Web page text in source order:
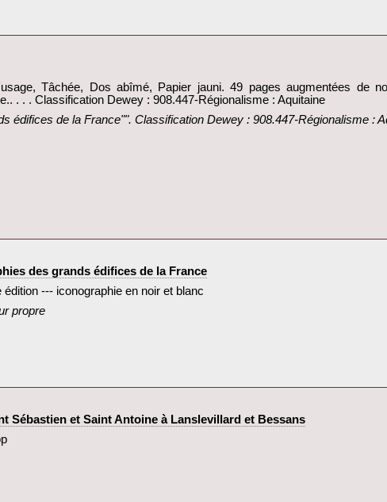
Tâchée, Dos abîmé, Papier jauni. 49 pages augmentées de
. . . Classification Dewey : 908.447-Régionalisme : Aquitaine‎
édifices de la France"". Classification Dewey : 908.447-Régionalisme :
des grands édifices de la France‎
--- iconographie en noir et blanc‎
propre‎
Sébastien et Saint Antoine à Lanslevillard et Bessans‎